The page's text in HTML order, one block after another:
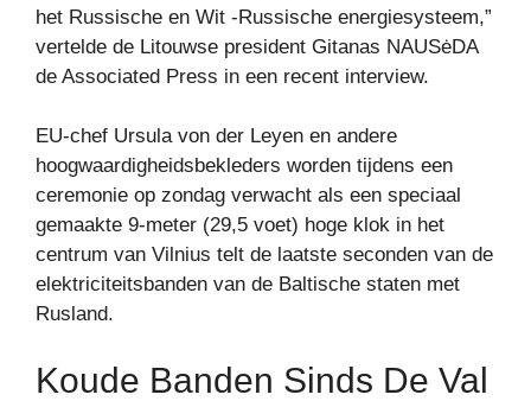
het Russische en Wit -Russische energiesysteem,”
vertelde de Litouwse president Gitanas NAUSėDA
de Associated Press in een recent interview.
EU-chef Ursula von der Leyen en andere
hoogwaardigheidsbekleders worden tijdens een
ceremonie op zondag verwacht als een speciaal
gemaakte 9-meter (29,5 voet) hoge klok in het
centrum van Vilnius telt de laatste seconden van de
elektriciteitsbanden van de Baltische staten met
Rusland.
Koude Banden Sinds De Val